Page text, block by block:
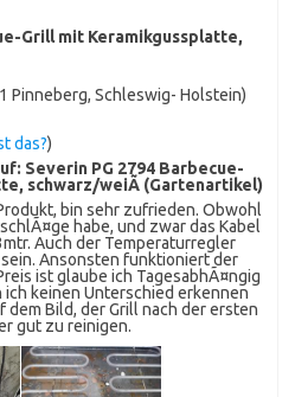
Grill mit Keramikgussplatte,
Pinneberg, Schleswig- Holstein)
das?)
Severin PG 2794 Barbecue-
schwarz/weiÃ (Gartenartikel)
bin sehr zufrieden. Obwohl
habe, und zwar das Kabel
Auch der Temperaturregler
Ansonsten funktioniert der
ist glaube ich TagesabhÃ¤ngig
ich keinen Unterschied erkennen
Bild, der Grill nach der ersten
gut zu reinigen.